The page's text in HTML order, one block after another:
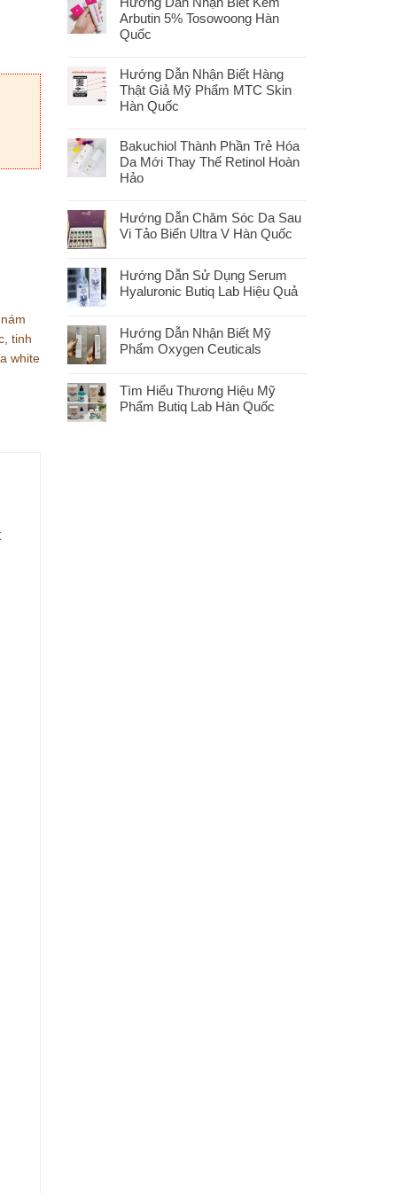
Arbutin 5% Tosowoong Hàn
Quốc
Hướng Dẫn Nhận Biết Hàng
Thật Giả Mỹ Phẩm MTC Skin
Hàn Quốc
Bakuchiol Thành Phần Trẻ Hóa
Da Mới Thay Thế Retinol Hoàn
Hảo
Hướng Dẫn Chăm Sóc Da Sau
Vi Tảo Biển Ultra V Hàn Quốc
Hướng Dẫn Sử Dụng Serum
Hyaluronic Butiq Lab Hiệu Quả
Hướng Dẫn Nhận Biết Mỹ
Phẩm Oxygen Ceuticals
Tìm Hiểu Thương Hiệu Mỹ
Phẩm Butiq Lab Hàn Quốc
tinh
white